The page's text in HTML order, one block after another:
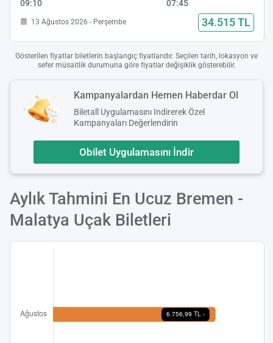
09:10 07:45
13 Ağustos 2026 - Perşembe 34.515 TL
Gösterilen fiyatlar biletlerin başlangıç fiyatlarıdır. Seçilen tarih, lokasyon ve
sefer müsaitlik durumuna göre fiyatlar değişiklik gösterebilir.
Kampanyalardan Hemen Haberdar Ol
Biletall Uygulamasını Indirerek Özel
Kampanyaları Değerlendirin
Obilet Uygulamasını İndir
Aylık Tahmini En Ucuz Bremen -
Malatya Uçak Biletleri